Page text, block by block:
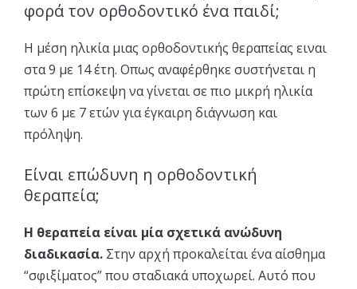
φορά τον ορθοδοντικό ένα παιδί;
Η μέση ηλικία μιας ορθοδοντικής θεραπείας ειναι
στα 9 με 14 έτη. Oπως αναφέρθηκε συστήνεται η
πρώτη επίσκεψη να γίνεται σε πιο μικρή ηλικία
των 6 με 7 ετών για έγκαιρη διάγνωση και
πρόληψη.
Είναι επώδυνη η ορθοδοντική
θεραπεία;
Η θεραπεία είναι μία σχετικά ανώδυνη
διαδικασία. Στην αρχή προκαλείται ένα αίσθημα
“σφιξίματος” που σταδιακά υποχωρεί. Αυτό που